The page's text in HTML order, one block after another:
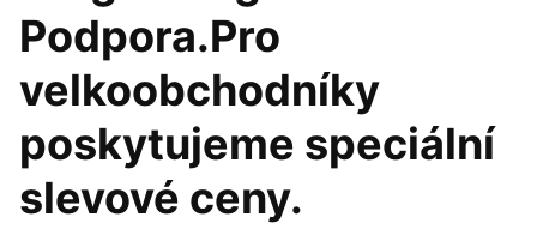
Podpora.Pro
velkoobchodníky
poskytujeme speciální
slevové ceny.